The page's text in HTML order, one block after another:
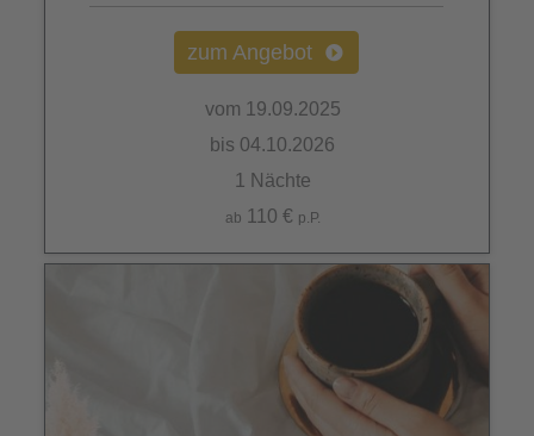
zum Angebot
vom 19.09.2025
bis 04.10.2026
1 Nächte
ab 110 € p.P.